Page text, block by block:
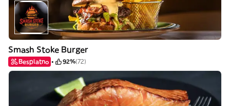
Smash Stoke Burger
Besplatno 92%(72)